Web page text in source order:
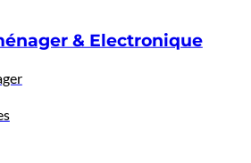
& Electronique